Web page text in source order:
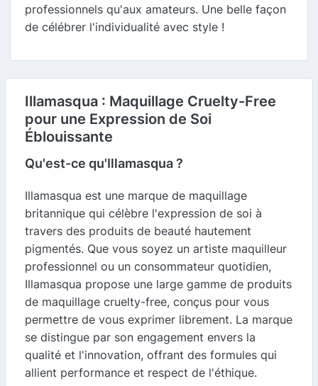
professionnels qu'aux amateurs. Une belle façon
de célébrer l'individualité avec style !
Illamasqua : Maquillage Cruelty-Free
pour une Expression de Soi
Éblouissante
Qu'est-ce qu'Illamasqua ?
Illamasqua est une marque de maquillage
britannique qui célèbre l'expression de soi à
travers des produits de beauté hautement
pigmentés. Que vous soyez un artiste maquilleur
professionnel ou un consommateur quotidien,
Illamasqua propose une large gamme de produits
de maquillage cruelty-free, conçus pour vous
permettre de vous exprimer librement. La marque
se distingue par son engagement envers la
qualité et l'innovation, offrant des formules qui
allient performance et respect de l'éthique.